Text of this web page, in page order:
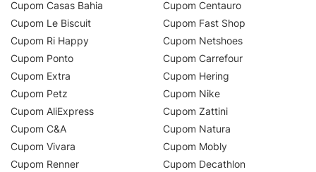
Cupom Casas Bahia
Cupom Le Biscuit
Cupom Ri Happy
Cupom Ponto
Cupom Extra
Cupom Petz
Cupom AliExpress
Cupom C&A
Cupom Vivara
Cupom Renner
Cupom Centauro
Cupom Fast Shop
Cupom Netshoes
Cupom Carrefour
Cupom Hering
Cupom Nike
Cupom Zattini
Cupom Natura
Cupom Mobly
Cupom Decathlon